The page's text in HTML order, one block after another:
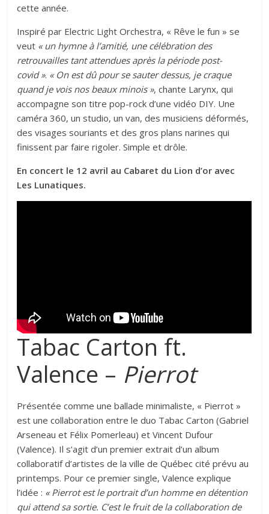
cette année.
Inspiré par Electric Light Orchestra, « Rêve le fun » se
veut « un hymne à l’amitié, une célébration des
retrouvailles tant attendues après la période post-
covid ». « On est dû pour se sauter dessus, je craque
quand je vois nos beaux minois », chante Larynx, qui
accompagne son titre pop-rock d’une vidéo DIY. Une
caméra 360, un studio, un van, des musiciens déformés,
des visages souriants et des gros plans narines qui
finissent par faire rigoler. Simple et drôle.
En concert le 12 avril au Cabaret du Lion d’or avec
Les Lunatiques.
Tabac Carton ft.
Valence – Pierrot
Présentée comme une ballade minimaliste, « Pierrot »
est une collaboration entre le duo Tabac Carton (Gabriel
Arseneau et Félix Pomerleau) et Vincent Dufour
(Valence). Il s’agit d’un premier extrait d’un album
collaboratif d’artistes de la ville de Québec cité prévu au
printemps. Pour ce premier single, Valence explique
l’idée : « Pierrot est le portrait d’un homme en détention
qui attend sa sortie. C’est le fruit de la collaboration de